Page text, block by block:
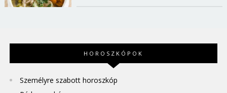
HOROSZKÓPOK
Személyre szabott horoszkóp